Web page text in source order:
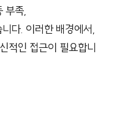
부족,
다. 이러한 배경에서,
적인 접근이 필요합니